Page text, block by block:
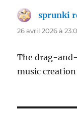
sprunki
26 avril 2026 à
The drag-
music